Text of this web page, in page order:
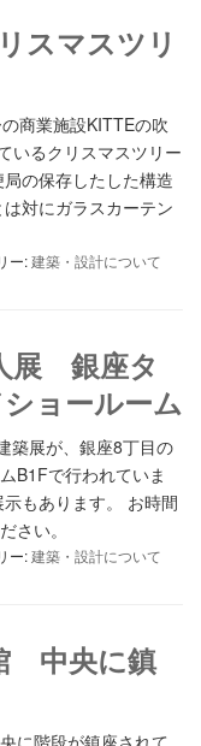
スマスツリ
商業施設KITTEの吹
いるクリスマスツリー
の保存したした構造
対にガラスカーテン
ー:建築・設計について
展 銀座タ
ョールーム
築展が、銀座8丁目の
B1Fで行われていま
もあります。 お時間
さい。
ー:建築・設計について
中央に鎮
に階段が鎮座されて